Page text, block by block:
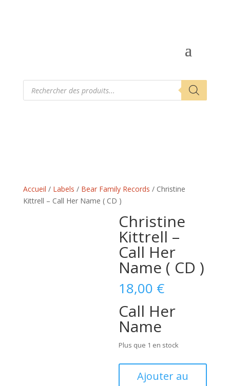
Recherche
produits
Accueil / Labels / Bear Family Records / Christine
Kittrell – Call Her Name ( CD )
Christine
Kittrell –
Call Her
Name ( CD )
18,00 €
Call Her
Name
Plus que 1 en stock
Ajouter au